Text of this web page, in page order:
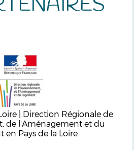
| Direction Régionale de
de l'Aménagement et du
en Pays de la Loire